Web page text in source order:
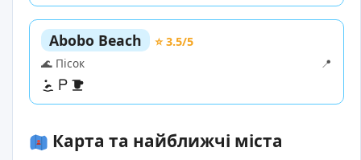
Abobo Beach
⭐ 3.5/5
🌊 Пісок
📍
Карта та найближчі міста